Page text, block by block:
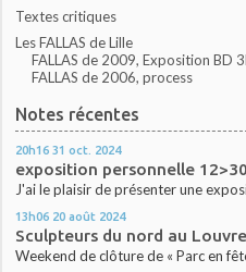
Textes critiques
Les FALLAS de Lille
FALLAS de 2009, Exposition BD
FALLAS de 2006, process
Notes récentes
20h16 31 oct. 2024
exposition personnelle
J'ai le plaisir de présenter une
13h06 20 août 2024
Sculpteurs du nord au
Weekend de clôture de « Parc en